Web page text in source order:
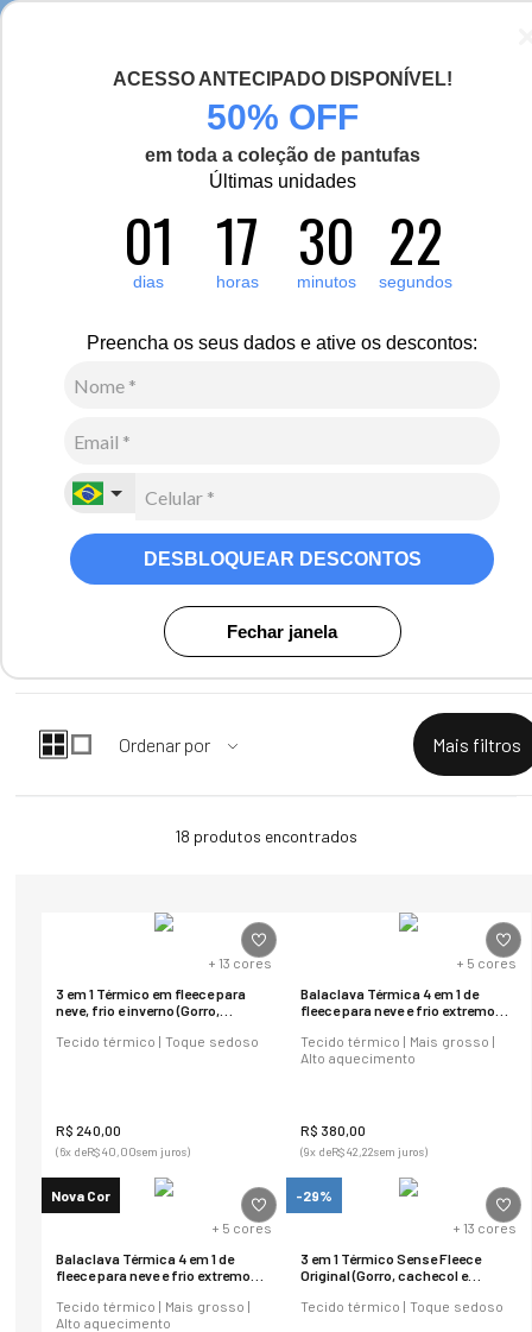
ACESSO ANTECIPADO DISPONÍVEL!
50% OFF
em toda a coleção de pantufas
Últimas unidades
01
dias 17
horas 30
minutos 22
segundos
Preencha os seus dados e ative os descontos:
DESBLOQUEAR DESCONTOS
Fechar janela
Conheça as melhores opções de botas de couro para o frio ameno e
extremo. São modelos que recebem tratamento impermeabilizante e
opções de cores e fechamento em cadarço ou zíper.
18 produtos
+ 13 cores
3 em 1 Térmico em fleece para
neve, frio e inverno (Gorro,
Tecido térmico | Toque sedoso
R$ 240 00
(6x deR$40,00sem juros)
+ 5 cores
Balaclava Térmica 4 em 1 de
fleece para neve e frio extremo
Tecido térmico | Mais grosso |
Alto aquecimento
R$ 380 00
(9x deR$42,22sem juros)
Nova Cor
+ 5 cores
Balaclava Térmica 4 em 1 de
fleece para neve e frio extremo
Tecido térmico | Mais grosso |
Alto aquecimento
-29%
+ 13 cores
3 em 1 Térmico Sense Fleece
Original (Gorro, cachecol e
Tecido térmico | Toque sedoso